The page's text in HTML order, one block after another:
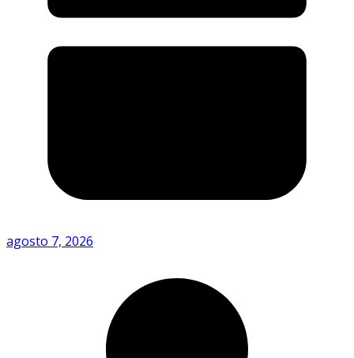
agosto 7, 2026